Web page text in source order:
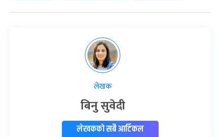
लेखक
बिनु सुवेदी
लेखकको सबै आर्टिकल